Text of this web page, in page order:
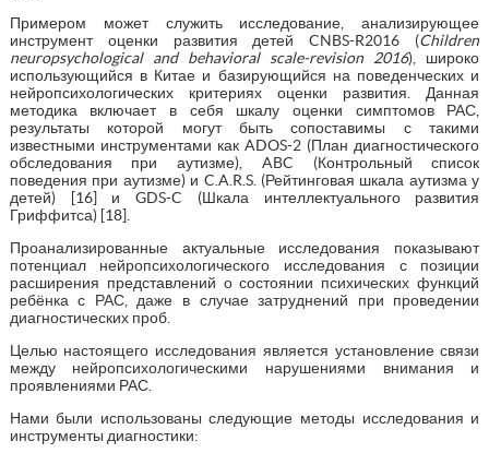
Примером может служить исследование, анализирующее
инструмент оценки развития детей CNBS-R2016 (Children
neuropsychological and behavioral scale-revision 2016), широко
использующийся в Китае и базирующийся на поведенческих и
нейропсихологических критериях оценки развития. Данная
методика включает в себя шкалу оценки симптомов РАС,
результаты которой могут быть сопоставимы с такими
известными инструментами как ADOS-2 (План диагностического
обследования при аутизме), ABC (Контрольный список
поведения при аутизме) и C.A.R.S. (Рейтинговая шкала аутизма у
детей) [16] и GDS-C (Шкала интеллектуального развития
Гриффитса) [18].
Проанализированные актуальные исследования показывают
потенциал нейропсихологического исследования с позиции
расширения представлений о состоянии психических функций
ребёнка с РАС, даже в случае затруднений при проведении
диагностических проб.
Целью настоящего исследования является установление связи
между нейропсихологическими нарушениями внимания и
проявлениями РАС.
Нами были использованы следующие методы исследования и
инструменты диагностики: